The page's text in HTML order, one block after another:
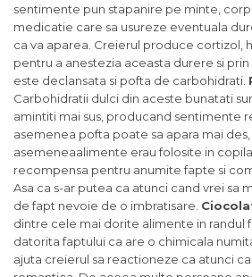
sentimente pun stapanire pe minte,
medicatie care sa usureze eventuala
ca va aparea. Creierul produce cortizol,
pentru a anestezia aceasta durere si
este declansata si pofta de carbohidrati.
Carbohidratii dulci din aceste bunatati
amintiti mai sus, producand sentimente
asemenea pofta poate sa apara mai
asemeneaalimente erau folosite in
recompensa pentru anumite fapte si
Asa ca s-ar putea ca atunci cand vrei sa
de fapt nevoie de o imbratisare.
dintre cele mai dorite alimente in randul
datorita faptului ca are o chimicala
ajuta creierul sa reactioneze ca atunci